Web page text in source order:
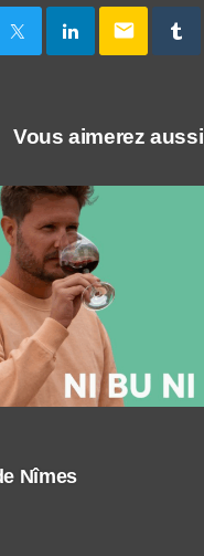
email
Vous aimerez aussi
Nîmes